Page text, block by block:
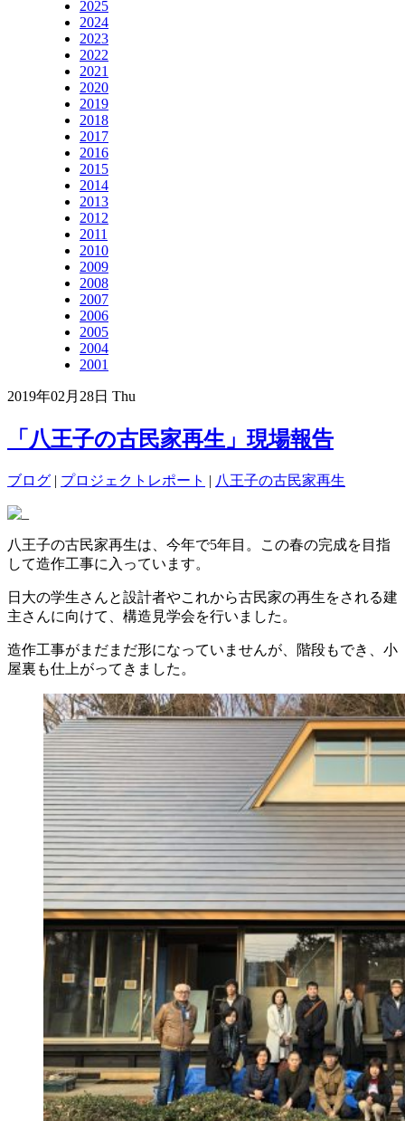
2025
2024
2023
2022
2021
2020
2019
2018
2017
2016
2015
2014
2013
2012
2011
2010
2009
2008
2007
2006
2005
2004
2001
2019年02月28日 Thu
「八王子の古民家再生」現場報告
ブログ | プロジェクトレポート | 八王子の古民家再生
八王子の古民家再生は、今年で5年目。この春の完成を目指
して造作工事に入っています。
日大の学生さんと設計者やこれから古民家の再生をされる建
主さんに向けて、構造見学会を行いました。
造作工事がまだまだ形になっていませんが、階段もでき、小
屋裏も仕上がってきました。